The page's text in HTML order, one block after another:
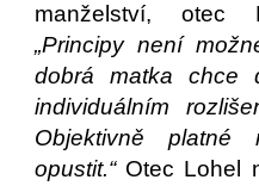
manželství, otec
„Principy není
dobrá matka chce
individuálním
Objektivně platné
opustit.“Otec Lohel